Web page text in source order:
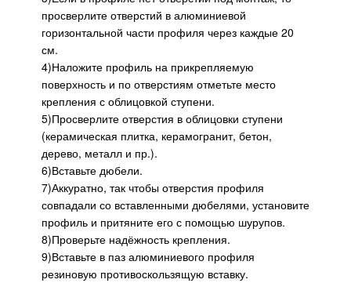
просверлите отверстий в алюминиевой
горизонтальной части профиля через каждые 20
см.
4)Наложите профиль на прикрепляемую
поверхность и по отверстиям отметьте место
крепления с облицовкой ступени.
5)Просверлите отверстия в облицовки ступени
(керамическая плитка, керамогранит, бетон,
дерево, металл и пр.).
6)Вставьте дюбели.
7)Аккуратно, так чтобы отверстия профиля
совпадали со вставленными дюбелями, установите
профиль и притяните его с помощью шурупов.
8)Проверьте надёжность крепления.
9)Вставьте в паз алюминиевого профиля
резиновую противоскользящую вставку.